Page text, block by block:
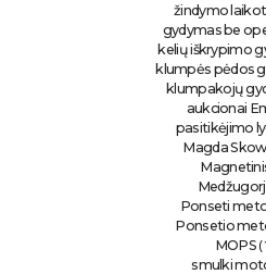
žindymo
gydymas be
kelių iškrypimo
klumpės pėdos
klumpakojų
aukcionai
pasitikėjimo
Magda
Ponseti
Ponsetio
MOPS
smulki